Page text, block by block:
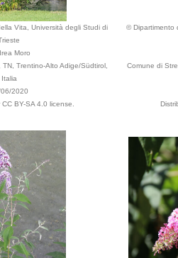
Vita, Università degli Studi di
Moro
Trentino-Alto Adige/Südtirol,
Italia
2020
BY-SA 4.0 license.
© Dipartimento
Comune di